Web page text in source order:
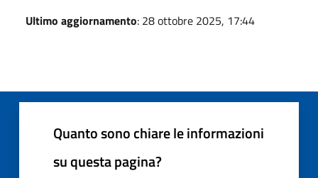
Ultimo aggiornamento: 28 ottobre 2025, 17:44
Quanto sono chiare le informazioni
su questa pagina?